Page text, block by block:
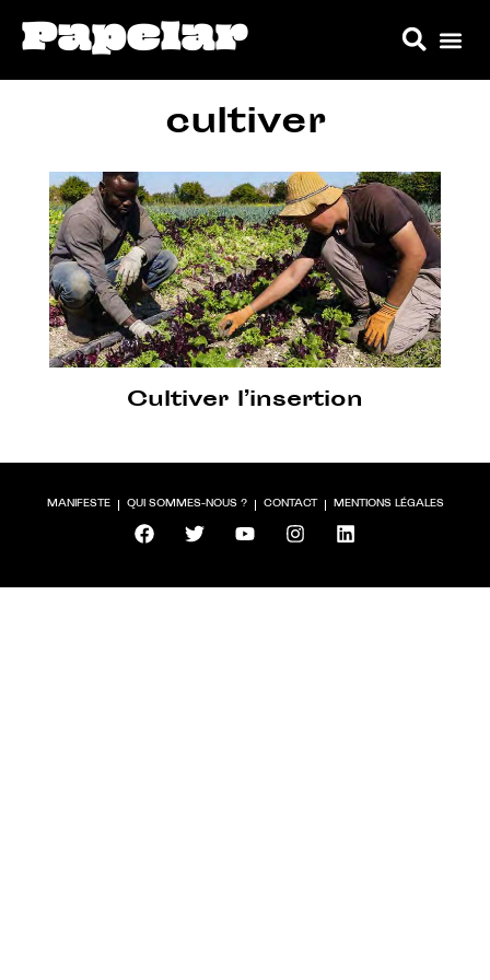
Papelar
cultiver
Cultiver l’insertion
MANIFESTE QUI SOMMES-NOUS ? CONTACT MENTIONS LÉGALES